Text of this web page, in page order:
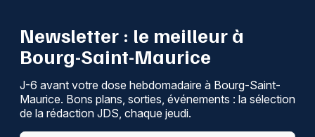
Newsletter : le meilleur à
Bourg-Saint-Maurice
J-6 avant votre dose hebdomadaire à Bourg-Saint-
Maurice. Bons plans, sorties, événements : la sélection
de la rédaction JDS, chaque jeudi.